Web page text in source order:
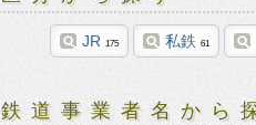
JR 175 私鉄 61
鉄道事業者名から